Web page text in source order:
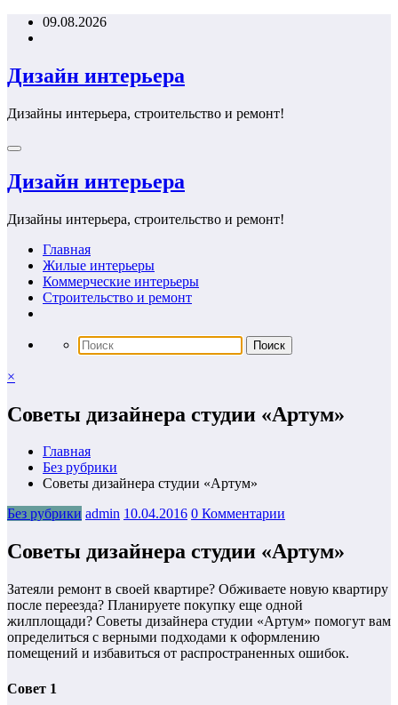
Перейти09.08.2026
Дизайн интерьера
Дизайны интерьера, строительство и ремонт!
Дизайн интерьера
Дизайны интерьера, строительство и ремонт!
Главная
Жилые интерьеры
Коммерческие интерьеры
Строительство и ремонт
×
Советы дизайнера студии «Артум»
Главная
Без рубрики
Советы дизайнера студии «Артум»
Без рубрики admin 10.04.2016 0 Комментарии
Советы дизайнера студии «Артум»
Затеяли ремонт в своей квартире? Обживаете новую квартиру
после переезда? Планируете покупку еще одной
жилплощади? Советы дизайнера студии «Артум» помогут вам
определиться с верными подходами к оформлению
помещений и избавиться от распространенных ошибок.
Совет 1